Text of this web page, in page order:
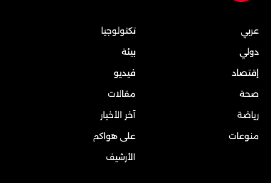
عربي
دولي
إقتصاد
صحة
رياضة
منوعات
تكنولوجيا
بيئة
فيديو
مقالات
آخر الأخبار
على هواكم
الأرشيف